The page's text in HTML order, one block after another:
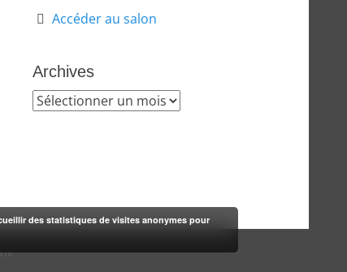
Accéder au salon
Archives
Archives
des statistiques de visites anonymes pour